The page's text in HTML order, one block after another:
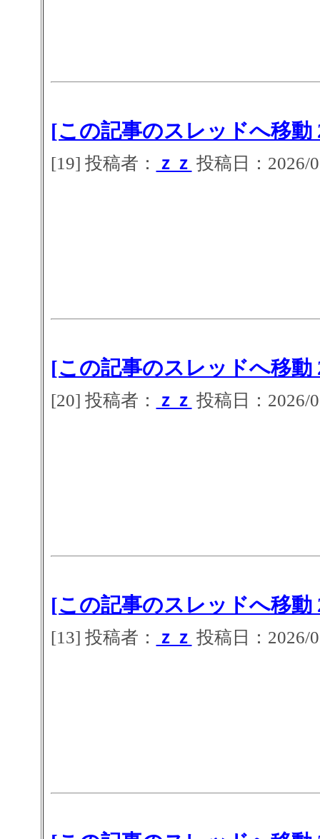
[この記事のスレッドへ移動
[19] 投稿者： ｚｚ 投稿日：2026/
[この記事のスレッドへ移動
[20] 投稿者： ｚｚ 投稿日：2026/
[この記事のスレッドへ移動
[13] 投稿者： ｚｚ 投稿日：2026/